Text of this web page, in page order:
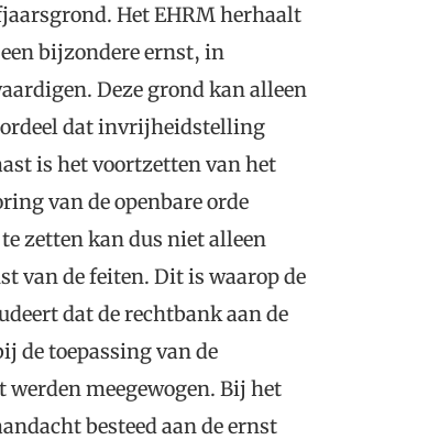
Het EHRM herhaalt
bijzondere ernst, in
Deze grond kan alleen
dat invrijheidstelling
is het voortzetten van het
van de openbare orde
zetten kan dus niet alleen
van de feiten. Dit is waarop de
dat de rechtbank aan de
de toepassing van de
meegewogen. Bij het
besteed aan de ernst